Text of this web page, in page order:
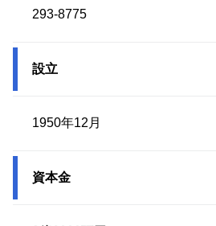
293-8775
設立
1950年12月
資本金